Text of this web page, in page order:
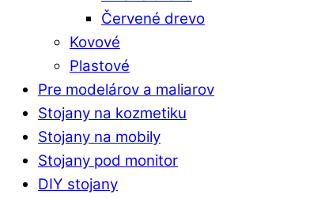
Červené drevo
Kovové
Plastové
Pre modelárov a maliarov
Stojany na kozmetiku
Stojany na mobily
Stojany pod monitor
DIY stojany